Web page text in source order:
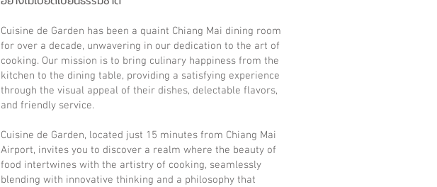
Cuisine de Garden has been a quaint Chiang Mai dining room
for over a decade, unwavering in our dedication to the art of
cooking. Our mission is to bring culinary happiness from the
kitchen to the dining table, providing a satisfying experience
through the visual appeal of their dishes, delectable flavors,
and friendly service.
Cuisine de Garden, located just 15 minutes from Chiang Mai
Airport, invites you to discover a realm where the beauty of
food intertwines with the artistry of cooking, seamlessly
blending with innovative thinking and a philosophy that